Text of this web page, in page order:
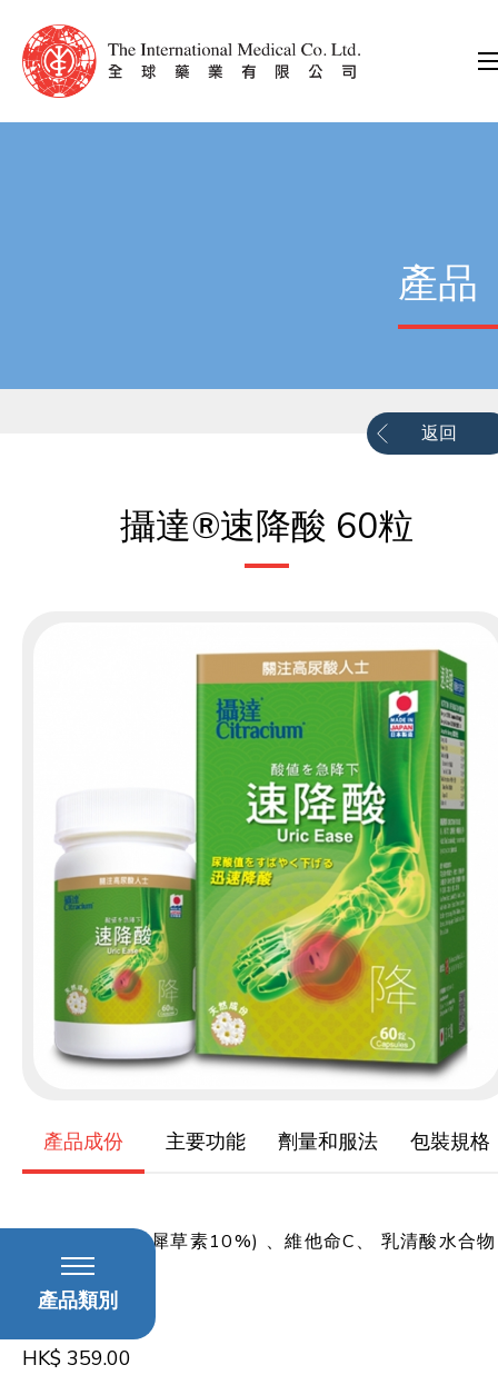
產品
返回
攝達®速降酸 60粒
產品成份 主要功能 劑量和服法 包裝規格
菊花提取物 (木犀草素10%) 、維他命C、 乳清酸水合物
、玉米鬚提取物
HK$ 359.00
產品類別